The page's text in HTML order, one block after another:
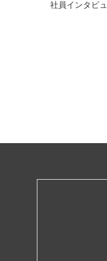
社員インタビ